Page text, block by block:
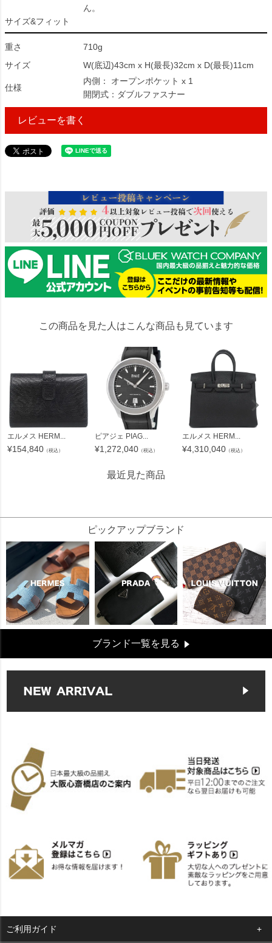
ん。
サイズ&フィット
重さ
710g
サイズ
W(底辺)43cm x H(最長)32cm x D(最長)11cm
仕様
内側： オープンポケット x 1
開閉式：ダブルファスナー
レビューを書く
この商品を見た人はこんな商品も見ています
エルメス HERM...
¥154,840 （税込）
ピアジェ PIAG...
¥1,272,040 （税込）
エルメス HERM...
¥4,310,040 （税込）
最近見た商品
ピックアップブランド
ブランド一覧を見る
ご利用ガイド